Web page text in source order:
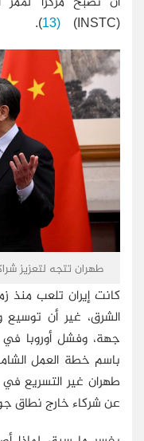
(INSTC)
(13
).
طهران تتجه لتعزيز
كانت إيران تلعب منذ
الشرق، غير أن توسيع
جهة، وفشل أوروبا في
باسم خطة العمل
طهران غير التسريع
عن شركاء خارج نطاق